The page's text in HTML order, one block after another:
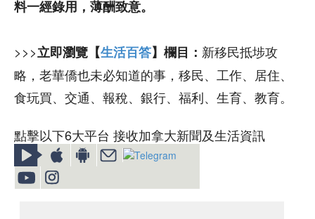
料一經錄用，薄酬致意。
>>>立即瀏覽【生活百答】欄目： 新移民抵埗攻
略，老華僑也未必知道的事，移民、工作、居住、
食玩買、交通、報稅、銀行、福利、生育、教育。
點擊以下6大平台 接收加拿大新聞及生活資訊